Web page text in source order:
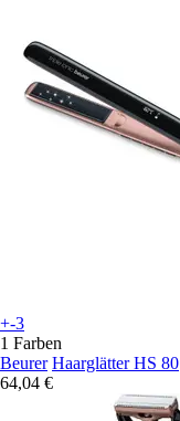
+-3
1 Farben
Beurer Haarglätter HS 80
64,04 €